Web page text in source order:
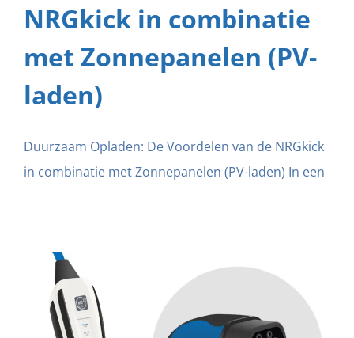
NRGkick in combinatie
met Zonnepanelen (PV-
laden)
Duurzaam Opladen: De Voordelen van de NRGkick
in combinatie met Zonnepanelen (PV-laden) In een